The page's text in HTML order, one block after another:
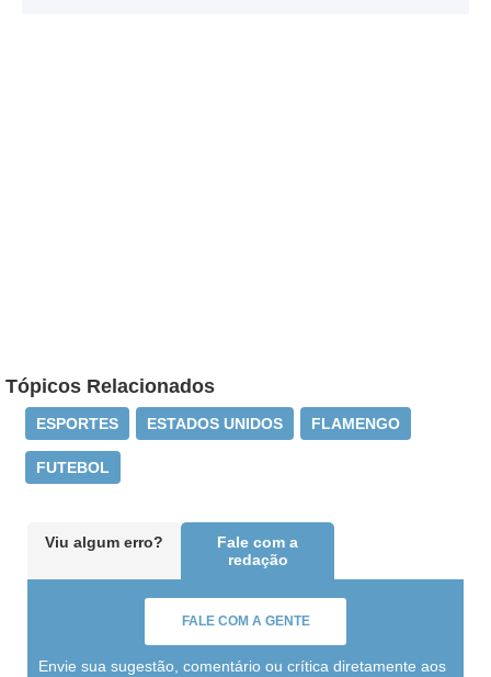
Tópicos Relacionados
ESPORTES ESTADOS UNIDOS FLAMENGO
FUTEBOL
Viu algum erro?
Fale com a
redação
FALE COM A GENTE
Envie sua sugestão, comentário ou crítica diretamente aos